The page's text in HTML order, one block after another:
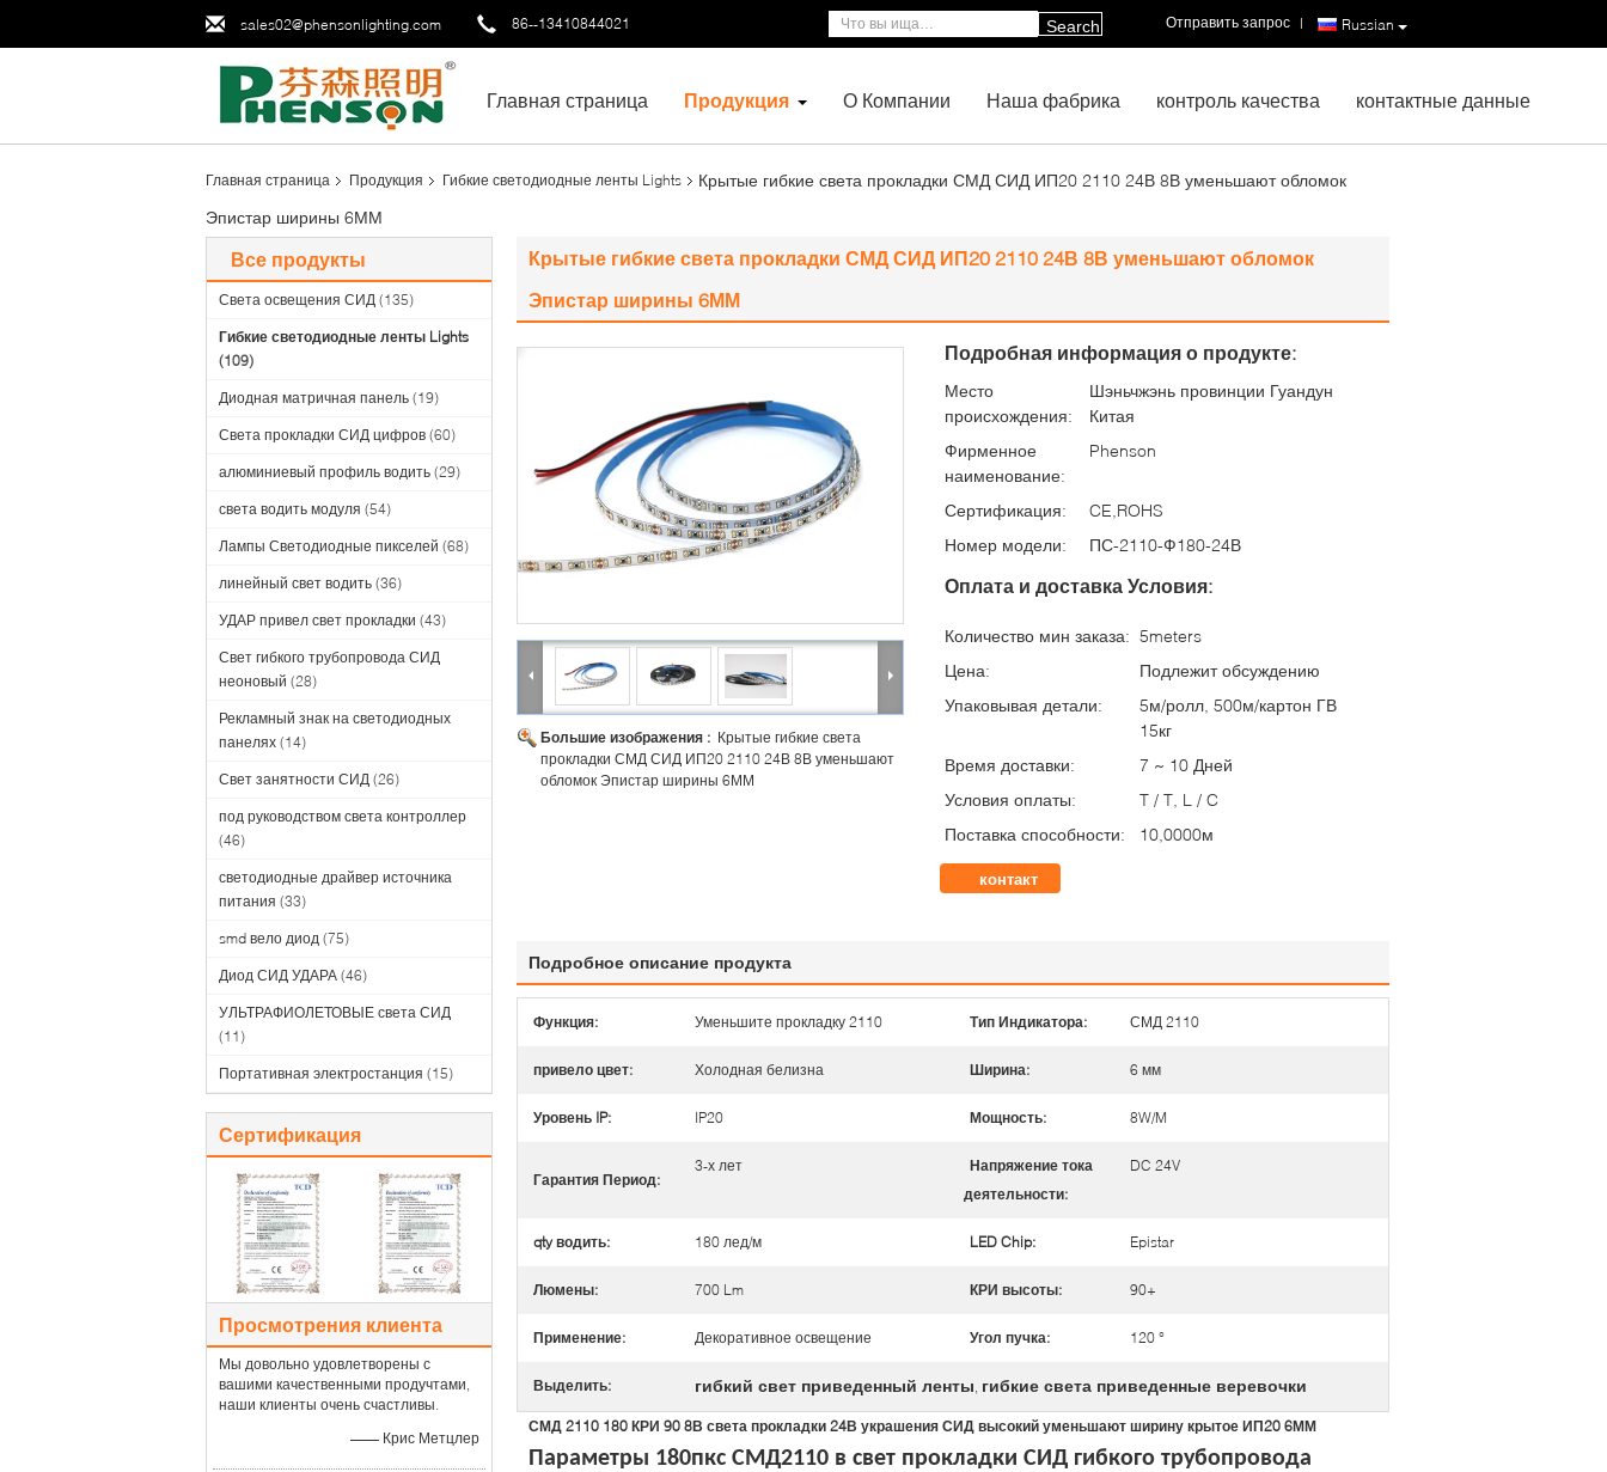
sales02@phensonlighting.com 86--13410844021 Russian
Отправить запрос |
Search
Главная страница Продукция О Компании Наша фабрика контроль качества контактные данные
Главная страница Продукция Гибкие светодиодные ленты Lights
Крытые гибкие света прокладки СМД СИД ИП20 2110 24В 8В уменьшают обломок
Эпистар ширины 6ММ
Все продукты
Света освещения СИД (135)
Гибкие светодиодные ленты Lights
(109)
Диодная матричная панель (19)
Света прокладки СИД цифров (60)
алюминиевый профиль водить (29)
света водить модуля (54)
Лампы Светодиодные пикселей (68)
линейный свет водить (36)
УДАР привел свет прокладки (43)
Свет гибкого трубопровода СИД
неоновый (28)
Рекламный знак на светодиодных
панелях (14)
Свет занятности СИД (26)
под руководством света контроллер
(46)
светодиодные драйвер источника
питания (33)
smd вело диод (75)
Диод СИД УДАРА (46)
УЛЬТРАФИОЛЕТОВЫЕ света СИД
(11)
Портативная электростанция (15)
Сертификация
Просмотрения клиента
Мы довольно удовлетворены с
вашими качественными продучтами,
наши клиенты очень счастливы.
—— Крис Метцлер
Крытые гибкие света прокладки СМД СИД ИП20 2110 24В 8В уменьшают обломок
Эпистар ширины 6ММ
Большие изображения : Крытые гибкие света
прокладки СМД СИД ИП20 2110 24В 8В уменьшают
обломок Эпистар ширины 6ММ
Подробная информация о продукте:
Место
происхождения:
Шэньчжэнь провинции Гуандун
Китая
Фирменное
наименование:
Phenson
Сертификация:
CE,ROHS
Номер модели:
ПС-2110-Ф180-24В
Оплата и доставка Условия:
Количество мин заказа: 5meters
Цена:
Подлежит обсуждению
Упаковывая детали:
5м/ролл, 500м/картон ГВ
15кг
Время доставки:
7 ~ 10 Дней
Условия оплаты:
T / T, L / C
Поставка способности:
10,0000м
контакт
Подробное описание продукта
Функция: Уменьшите прокладку 2110 Тип Индикатора: СМД 2110
привело цвет: Холодная белизна Ширина: 6 мм
Уровень IP: IP20 Мощность: 8W/M
Гарантия Период:
3-х лет
Напряжение тока
деятельности:
DC 24V
qty водить: 180 лед/м LED Chip: Epistar
Люмены: 700 Lm КРИ высоты: 90+
Применение: Декоративное освещение Угол пучка: 120 °
Выделить: гибкий свет приведенный ленты, гибкие света приведенные веревочки
СМД 2110 180 КРИ 90 8В света прокладки 24В украшения СИД высокий уменьшают ширину крытое ИП20 6ММ
Параметры 180пкс СМД2110 в свет прокладки СИД гибкого трубопровода